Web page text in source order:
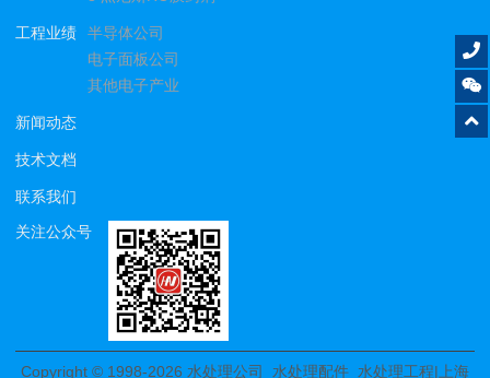
工程业绩
半导体公司
电子面板公司
其他电子产业
新闻动态
技术文档
联系我们
关注公众号
Copyright © 1998-2026 水处理公司_水处理配件_水处理工程|上海